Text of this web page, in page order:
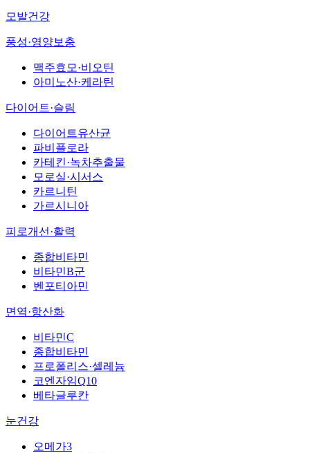
모발건강
풍성·영양보충
맥주효모·비오틴
아미노산·케라틴
다이어트·슬림
다이어트유산균
파비플로라
카테킨·녹차추출물
모로실·시서스
카르니틴
가르시니아
피로개선·활력
종합비타민
비타민B군
벤포티아민
면역·항산화
비타민C
종합비타민
프로폴리스·셀레늄
코엔자임Q10
베타글루칸
눈건강
오메가3